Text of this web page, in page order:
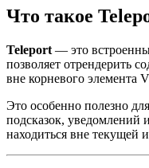
Что такое
Teleport — это
позволяет отрендерить
вне корневого элемента
Это особенно полезно
подсказок, уведомлений
находиться вне текущей